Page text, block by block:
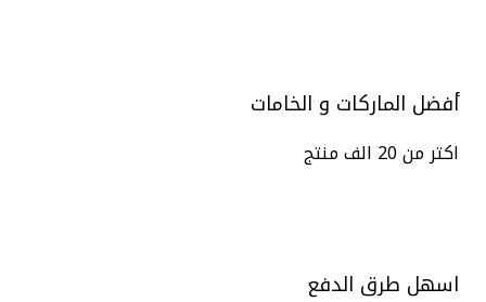
أفضل الماركات و الخامات
اكتر من 20 الف منتج
اسهل طرق الدفع